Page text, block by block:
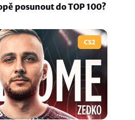
posunout do TOP 100?
CS2